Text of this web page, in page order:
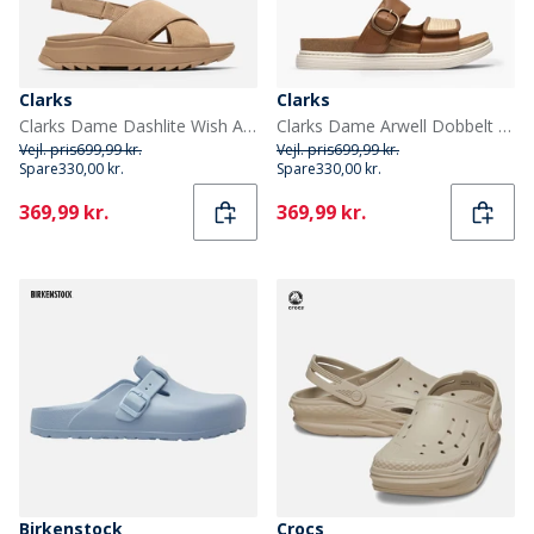
Clarks
Clarks Dame Dashlite Wish Ankelrem Sandaler Beige Suede
Vejl. pris699,99 kr.
Spare330,00 kr.
Current
369,99 kr.
Clarks
Clarks Dame Arwell Dobbelt Rem Sandaler Tan Leather
Vejl. pris699,99 kr.
Spare330,00 kr.
Current
369,99 kr.
Birkenstock Crocs